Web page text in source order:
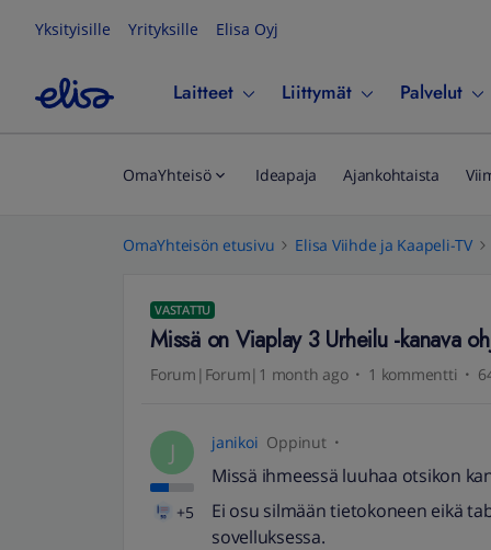
Yksityisille Yrityksille Elisa Oyj
Laitteet Liittymät Palvelut
OmaYhteisö Ideapaja Ajankohtaista
OmaYhteisön etusivu Elisa Viihde ja Kaapeli-TV
VASTATTU
Missä on Viaplay 3 Urheilu -kanava
Forum|Forum|1 month ago 1 kommentti
J
+5
janikoi Oppinut
Missä ihmeessä luuhaa otsikon
Ei osu silmään tietokoneen eikä
sovelluksessa.